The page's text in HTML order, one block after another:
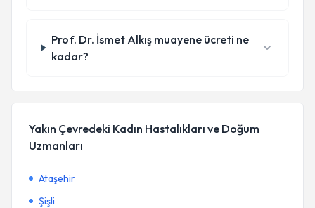
Prof. Dr. İsmet Alkış muayene ücreti ne
kadar?
Yakın Çevredeki Kadın Hastalıkları ve Doğum
Uzmanları
Ataşehir
Şişli